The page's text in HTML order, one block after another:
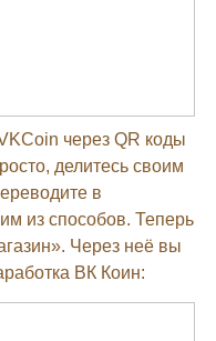
через QR коды
делитесь своим
в
из способов. Теперь
Через неё вы
ВК Коин: